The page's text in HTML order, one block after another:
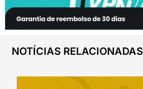
NOTÍCIAS RELACIONADAS